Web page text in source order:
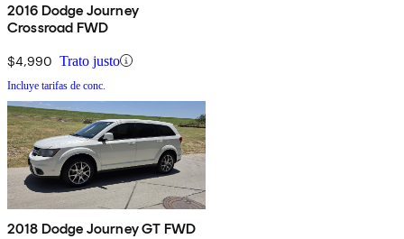
2016 Dodge Journey
Crossroad FWD
$4,990 Trato justo
Incluye tarifas de conc.
2018 Dodge Journey GT FWD